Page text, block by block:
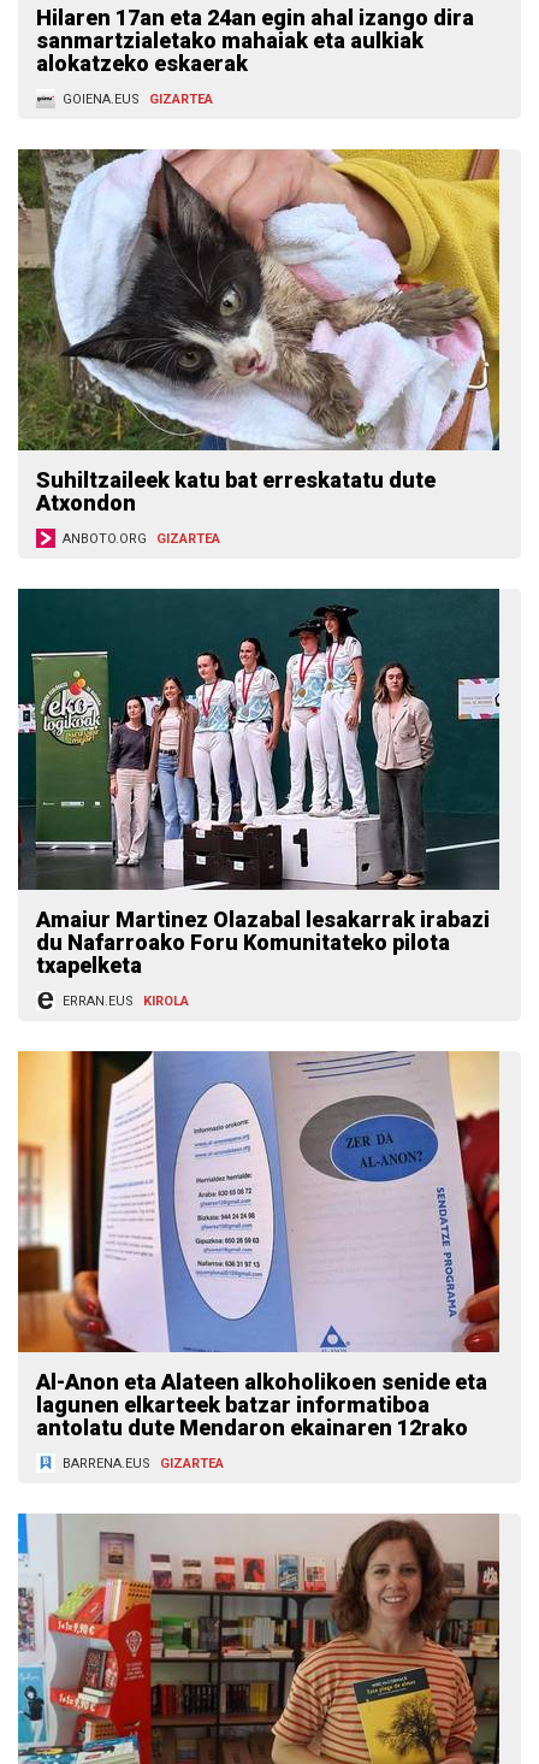
Hilaren 17an eta 24an egin ahal izango dira
sanmartzialetako mahaiak eta aulkiak
alokatzeko eskaerak
GOIENA.EUS GIZARTEA
Suhiltzaileek katu bat erreskatatu dute
Atxondon
ANBOTO.ORG GIZARTEA
Amaiur Martinez Olazabal lesakarrak irabazi
du Nafarroako Foru Komunitateko pilota
txapelketa
ERRAN.EUS KIROLA
Al-Anon eta Alateen alkoholikoen senide eta
lagunen elkarteek batzar informatiboa
antolatu dute Mendaron ekainaren 12rako
BARRENA.EUS GIZARTEA